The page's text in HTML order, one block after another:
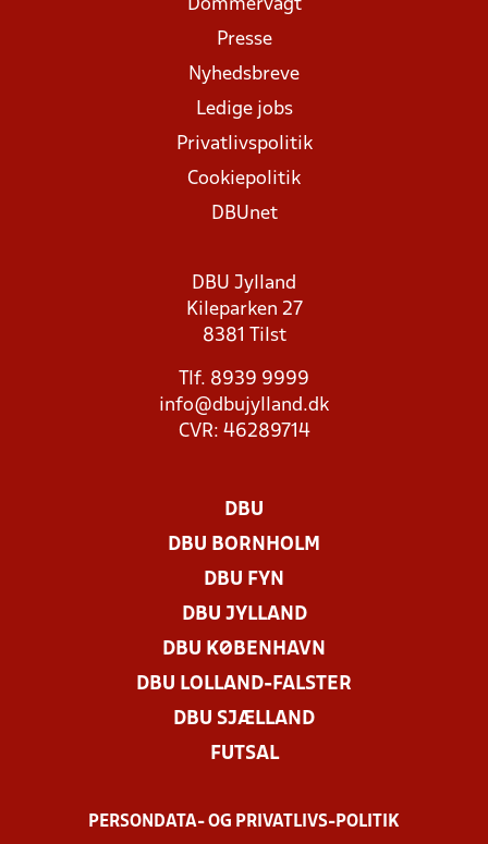
Dommervagt
Presse
Nyhedsbreve
Ledige jobs
Privatlivspolitik
Cookiepolitik
DBUnet
DBU Jylland
Kileparken 27
8381 Tilst
Tlf. 8939 9999
info@dbujylland.dk
CVR: 46289714
DBU
DBU BORNHOLM
DBU FYN
DBU JYLLAND
DBU KØBENHAVN
DBU LOLLAND-FALSTER
DBU SJÆLLAND
FUTSAL
PERSONDATA- OG PRIVATLIVS-POLITIK